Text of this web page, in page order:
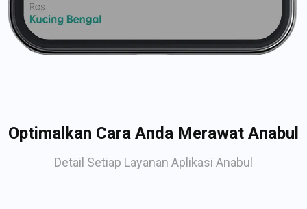
Optimalkan Cara Anda Merawat Anabul
Detail Setiap Layanan Aplikasi Anabul